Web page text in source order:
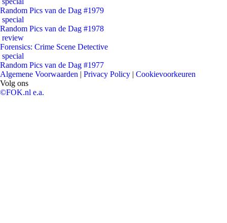
Random Pics van de Dag #1979
special
Random Pics van de Dag #1978
review
Forensics: Crime Scene Detective
special
Random Pics van de Dag #1977
Algemene Voorwaarden | Privacy Policy | Cookievoorkeuren
Volg ons
©FOK.nl e.a.